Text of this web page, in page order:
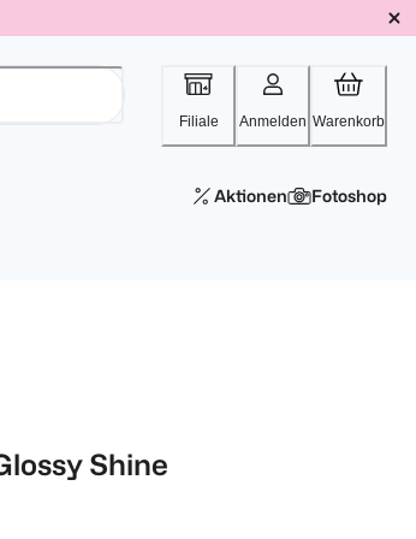
Filiale Anmelden Warenkorb
Aktionen Fotoshop
Shine